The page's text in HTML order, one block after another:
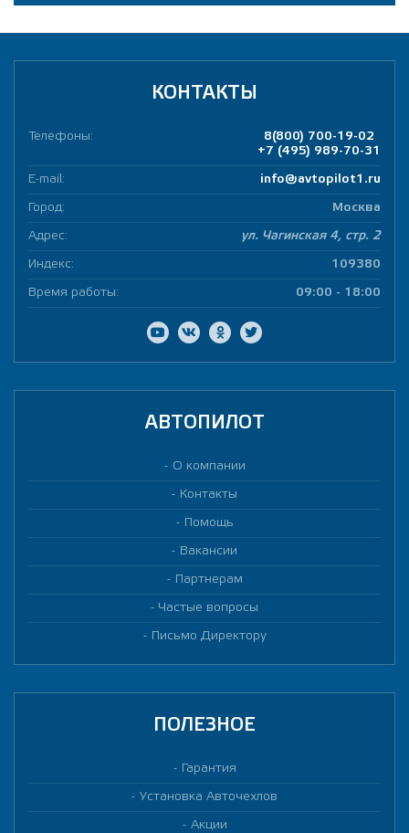
КОНТАКТЫ
Телефоны:
8(800) 700-19-02
+7 (495) 989-70-31
E-mail: info@avtopilot1.ru
Город: Москва
Адрес: ул. Чагинская 4, стр. 2
Индекс: 109380
Время работы: 09:00 - 18:00
АВТОПИЛОТ
О компании
Контакты
Помощь
Вакансии
Партнерам
Частые вопросы
Письмо Директору
ПОЛЕЗНОЕ
Гарантия
Установка Авточехлов
Акции